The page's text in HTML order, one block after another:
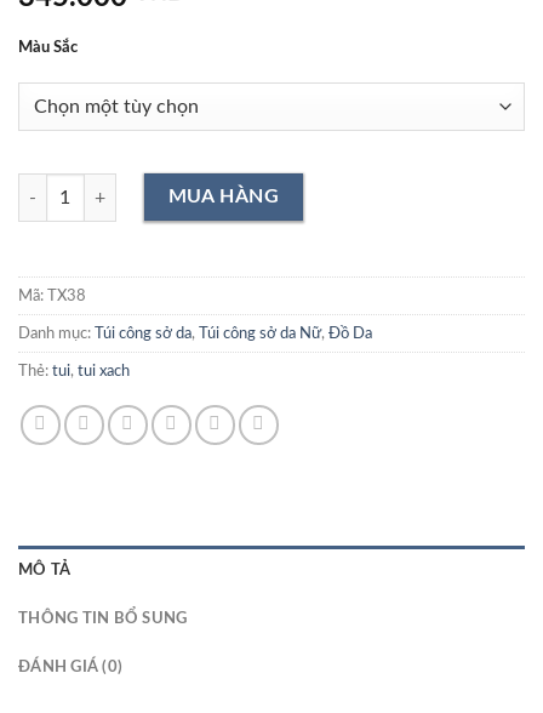
Màu Sắc
Túi xách 38 số lượng
Mã: TX38
Danh mục: Túi công sở da, Túi công sở da Nữ, Đồ Da
Thẻ: tui, tui xach
MÔ TẢ
THÔNG TIN BỔ SUNG
ĐÁNH GIÁ (0)